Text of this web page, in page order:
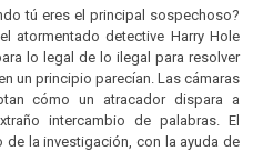
tú eres el principal sospechoso?
atormentado detective Harry Hole
lo legal de lo ilegal para resolver
un principio parecían. Las cámaras
cómo un atracador dispara a
intercambio de palabras. El
de la investigación, con la ayuda de